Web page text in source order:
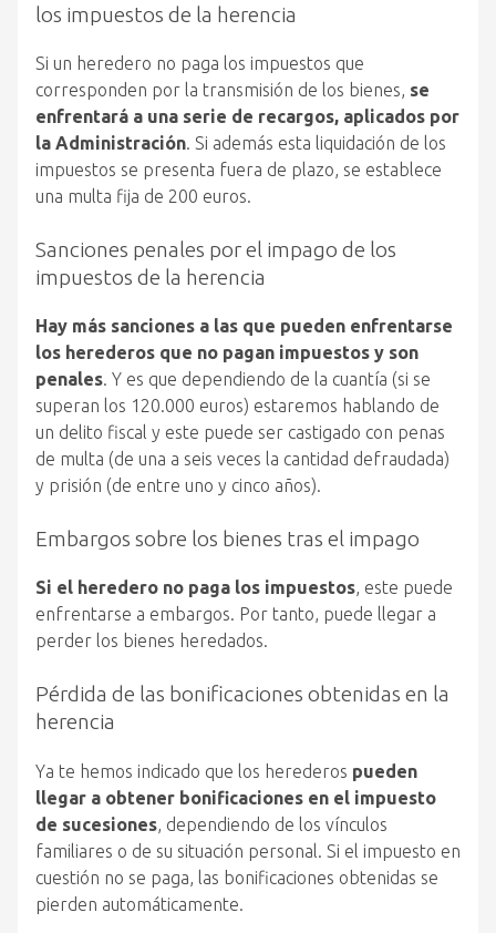
los impuestos de la herencia
Si un heredero no paga los impuestos que
corresponden por la transmisión de los bienes, se
enfrentará a una serie de recargos, aplicados por
la Administración. Si además esta liquidación de los
impuestos se presenta fuera de plazo, se establece
una multa fija de 200 euros.
Sanciones penales por el impago de los
impuestos de la herencia
Hay más sanciones a las que pueden enfrentarse
los herederos que no pagan impuestos y son
penales. Y es que dependiendo de la cuantía (si se
superan los 120.000 euros) estaremos hablando de
un delito fiscal y este puede ser castigado con penas
de multa (de una a seis veces la cantidad defraudada)
y prisión (de entre uno y cinco años).
Embargos sobre los bienes tras el impago
Si el heredero no paga los impuestos, este puede
enfrentarse a embargos. Por tanto, puede llegar a
perder los bienes heredados.
Pérdida de las bonificaciones obtenidas en la
herencia
Ya te hemos indicado que los herederos pueden
llegar a obtener bonificaciones en el impuesto
de sucesiones, dependiendo de los vínculos
familiares o de su situación personal. Si el impuesto en
cuestión no se paga, las bonificaciones obtenidas se
pierden automáticamente.